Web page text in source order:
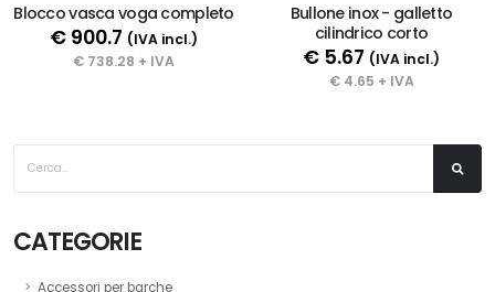
CATEGORIE
Accessori per barche
Blocco vasca voga completo
€ 900.7 (IVA incl.)
€ 738.28 + IVA
Bullone inox - galletto
cilindrico corto
€ 5.67 (IVA incl.)
€ 4.65 + IVA